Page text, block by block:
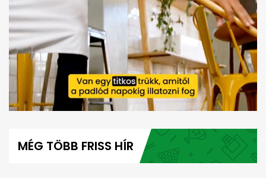
50
seconds
MÉG TÖBB FRISS HÍR